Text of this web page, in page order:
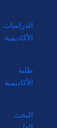
الدراسات
الأكاديمية
طلبة
الأكاديمية
البحث